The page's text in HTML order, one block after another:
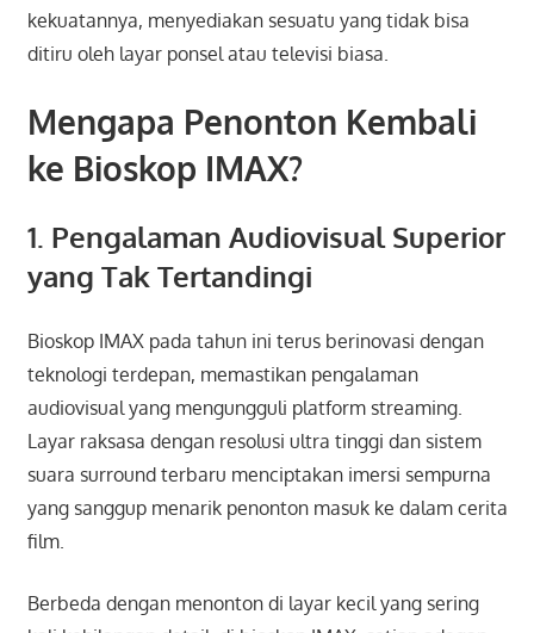
kekuatannya, menyediakan sesuatu yang tidak bisa
ditiru oleh layar ponsel atau televisi biasa.
Mengapa Penonton Kembali
ke Bioskop IMAX?
1. Pengalaman Audiovisual Superior
yang Tak Tertandingi
Bioskop IMAX pada tahun ini terus berinovasi dengan
teknologi terdepan, memastikan pengalaman
audiovisual yang mengungguli platform streaming.
Layar raksasa dengan resolusi ultra tinggi dan sistem
suara surround terbaru menciptakan imersi sempurna
yang sanggup menarik penonton masuk ke dalam cerita
film.
Berbeda dengan menonton di layar kecil yang sering